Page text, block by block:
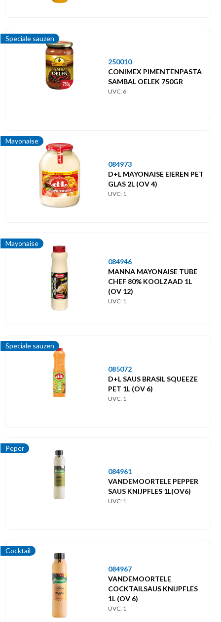
Speciale sauzen
250010
CONIMEX PIMENTENPASTA
SAMBAL OELEK 750GR
UVC: 6
Mayonaise
084973
D+L MAYONAISE EIEREN PET
GLAS 2L (OV 4)
UVC: 1
Mayonaise
084946
MANNA MAYONAISE TUBE
CHEF 80% KOOLZAAD 1L
(OV 12)
UVC: 1
Speciale sauzen
085072
D+L SAUS BRASIL SQUEEZE
PET 1L (OV 6)
UVC: 1
Peper
084961
VANDEMOORTELE PEPPER
SAUS KNIJPFLES 1L(OV6)
UVC: 1
Cocktail
084967
VANDEMOORTELE
COCKTAILSAUS KNIJPFLES
1L (OV 6)
UVC: 1